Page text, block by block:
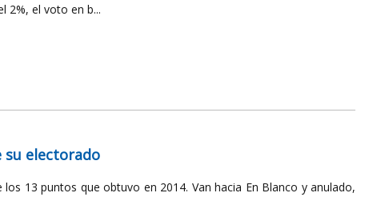
2%, el voto en b...
su electorado
13 puntos que obtuvo en 2014. Van hacia En Blanco y anulado,